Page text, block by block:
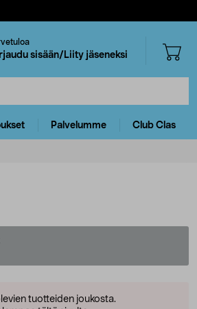
sisään/Liity jäseneksi
Palvelumme Club Clas
tuotteiden joukosta.